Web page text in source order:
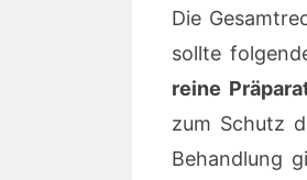
Die
sollte
reine
zum Schutz
Behandlung